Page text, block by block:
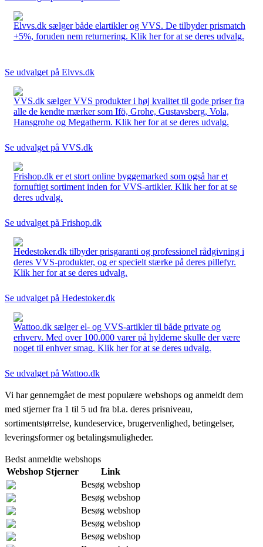
Elvvs.dk sælger både elartikler og VVS. De tilbyder prismatch
+5%, foruden nem returnering. Klik her for at se deres udvalg.
Se udvalget på Elvvs.dk
VVS.dk sælger VVS produkter i høj kvalitet til gode priser fra
alle de kendte mærker som Ifö, Grohe, Gustavsberg, Vola,
Hansgrohe og Megatherm. Klik her for at se deres udvalg.
Se udvalget på VVS.dk
Frishop.dk er et stort online byggemarked som også har et
fornuftigt sortiment inden for VVS-artikler. Klik her for at se
deres udvalg.
Se udvalget på Frishop.dk
Hedestoker.dk tilbyder prisgaranti og professionel rådgivning i
deres VVS-produkter, og er specielt stærke på deres pillefyr.
Klik her for at se deres udvalg.
Se udvalget på Hedestoker.dk
Wattoo.dk sælger el- og VVS-artikler til både private og
erhverv. Med over 100.000 varer på hylderne skulle der være
noget til enhver smag. Klik her for at se deres udvalg.
Se udvalget på Wattoo.dk
Vi har gennemgået de mest populære webshops og anmeldt dem
med stjerner fra 1 til 5 ud fra bl.a. deres prisniveau,
sortimentstørrelse, kundeservice, brugervenlighed, betingelser,
leveringsformer og betalingsmuligheder.
Bedst anmeldte webshops
Webshop Stjerner
Link
Besøg webshop
Besøg webshop
Besøg webshop
Besøg webshop
Besøg webshop